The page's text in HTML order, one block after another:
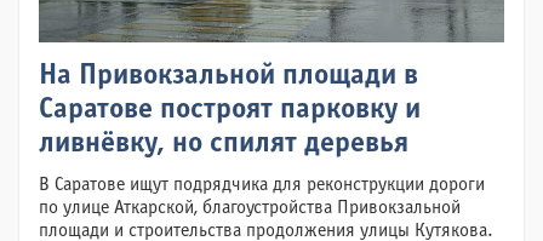
На Привокзальной площади в
Саратове построят парковку и
ливнёвку, но спилят деревья
В Саратове ищут подрядчика для реконструкции дороги
по улице Аткарской, благоустройства Привокзальной
площади и строительства продолжения улицы Кутякова.